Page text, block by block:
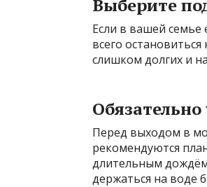
Выберите
Если в вашей
всего
слишком долгих и
Перед выходом в
рекомендуются
длительным
держаться на воде